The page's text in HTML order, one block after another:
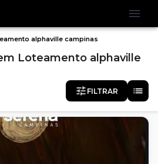
alphaville campinas
Loteamento alphaville
FILTRAR